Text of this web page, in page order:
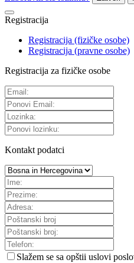
Registracija
Registracija (fizičke osobe)
Registracija (pravne osobe)
Registracija za fizičke osobe
Kontakt podatci
Slažem se sa opštii uslovi